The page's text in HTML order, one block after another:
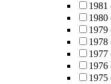
1981
1980
1979
1978
1977
1976
1975